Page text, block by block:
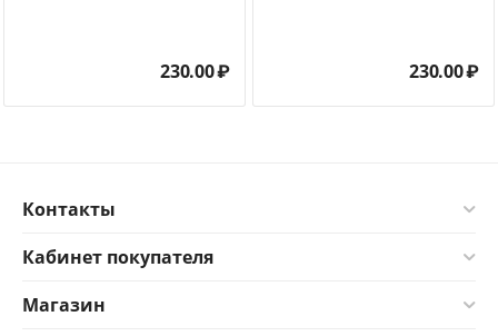
230.00₽ 230.00₽
Контакты
Кабинет покупателя
Магазин